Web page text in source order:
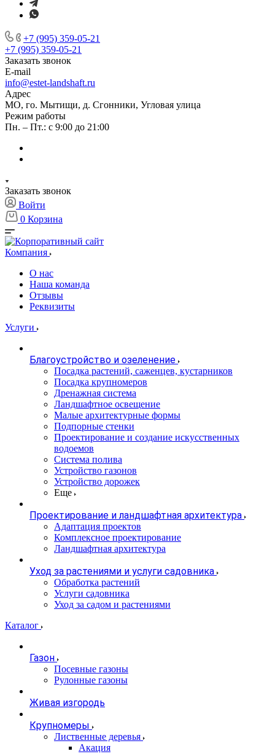
+7 (995) 359-05-21
+7 (995) 359-05-21
Заказать звонок
E-mail
info@estet-landshaft.ru
Адрес
МО, го. Мытищи, д. Сгонники, Угловая улица
Режим работы
Пн. – Пт.: с 9:00 до 21:00
Заказать звонок
Войти
0 Корзина
Компания
О нас
Наша команда
Отзывы
Реквизиты
Услуги
Благоустройство и озеленение
Посадка растений, саженцев, кустарников
Посадка крупномеров
Дренажная система
Ландшафтное освещение
Малые архитектурные формы
Подпорные стенки
Проектирование и создание искусственных
водоемов
Система полива
Устройство газонов
Устройство дорожек
Еще
Проектирование и ландшафтная архитектура
Адаптация проектов
Комплексное проектирование
Ландшафтная архитектура
Уход за растениями и услуги садовника
Обработка растений
Услуги садовника
Уход за садом и растениями
Каталог
Газон
Посевные газоны
Рулонные газоны
Живая изгородь
Крупномеры
Лиственные деревья
Акация